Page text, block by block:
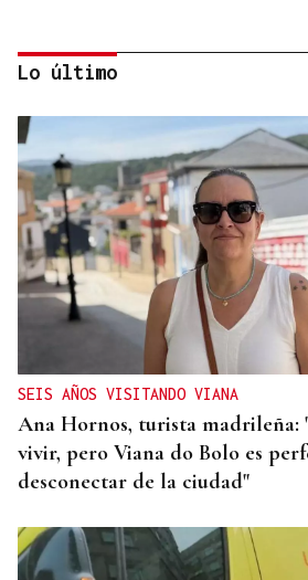
CAMIÓN DE PIENSO
Retenciones en San Cibrao
choque entre un camión y un
Lo último
SEIS AÑOS VISITANDO VIANA
Ana Hornos, turista madrileña:
vivir, pero Viana do Bolo es
desconectar de la ciudad"